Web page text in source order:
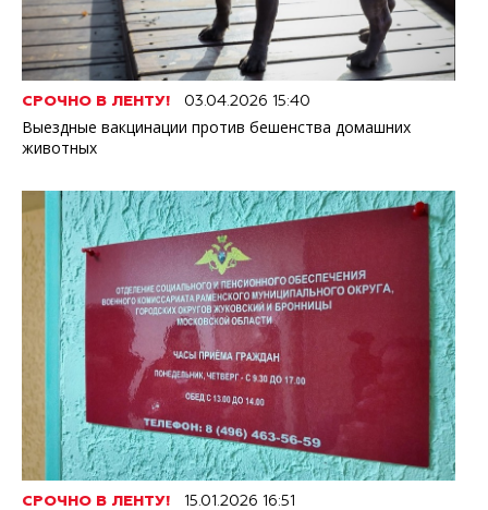
СРОЧНО В ЛЕНТУ! 03.04.2026 15:40
Выездные вакцинации против бешенства домашних
животных
СРОЧНО В ЛЕНТУ! 15.01.2026 16:51